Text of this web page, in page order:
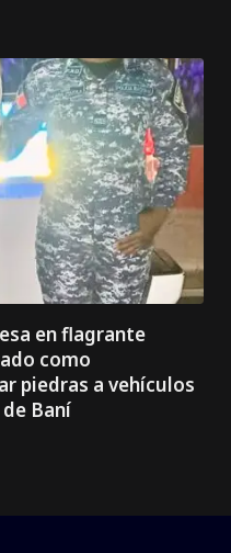
en flagrante
como
piedras a vehículos
Baní